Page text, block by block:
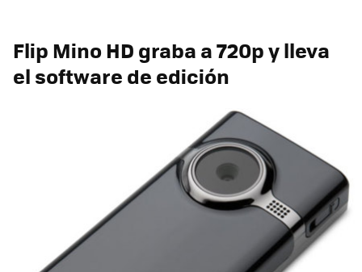
Flip Mino HD graba a 720p y lleva
el software de edición